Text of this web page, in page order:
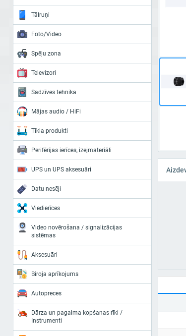
Tālruņi
Foto/Video
Spēļu zona
Televizori
Sadzīves tehnika
Mājas audio / HiFi
Tīkla produkti
Perifērijas ierīces, izejmateriāli
UPS un UPS aksesuāri
Datu nesēji
Viedierīces
Video novērošana / signalizācijas
sistēmas
Aksesuāri
Biroja aprīkojums
Autopreces
Dārza un pagalma kopšanas rīki /
Instrumenti